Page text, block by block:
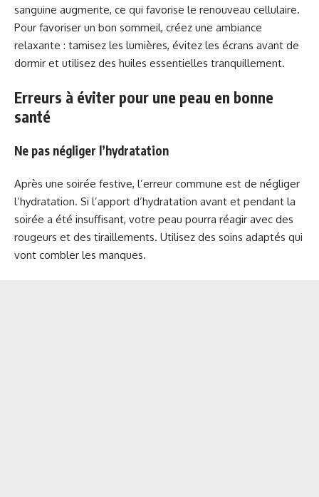
sanguine augmente, ce qui favorise le renouveau cellulaire.
Pour favoriser un bon sommeil, créez une ambiance
relaxante : tamisez les lumières, évitez les écrans avant de
dormir et utilisez des huiles essentielles tranquillement.
Erreurs à éviter pour une peau en bonne
santé
Ne pas négliger l’hydratation
Après une soirée festive, l’erreur commune est de négliger
l’hydratation. Si l’apport d’hydratation avant et pendant la
soirée a été insuffisant, votre peau pourra réagir avec des
rougeurs et des tiraillements. Utilisez des soins adaptés qui
vont combler les manques.